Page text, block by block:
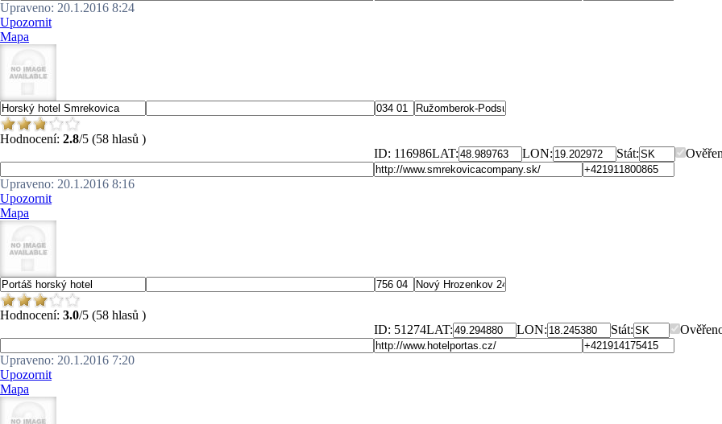
Upraveno: 20.1.2016 8:24
Upozornit
Mapa
Hodnocení: 2.8/5 (58 hlasů )
ID: 116986LAT: LON: Stát:
Upraveno: 20.1.2016 8:16
Upozornit
Mapa
Hodnocení: 3.0/5 (58 hlasů )
ID: 51274LAT: LON: Stát:
Upraveno: 20.1.2016 7:20
Upozornit
Mapa